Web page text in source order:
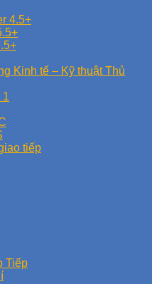
4.5+
Kinh tế – Kỹ thuật Thủ
1
tiếp
Tiếp